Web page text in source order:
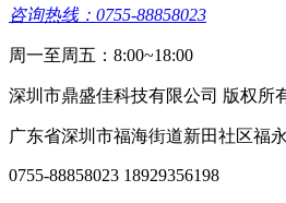
咨询热线：0755-88858023
周一至周五：8:00~18:00
深圳市鼎盛佳科技有限公司 版权所
广东省深圳市福海街道新田社区福
0755-88858023 18929356198